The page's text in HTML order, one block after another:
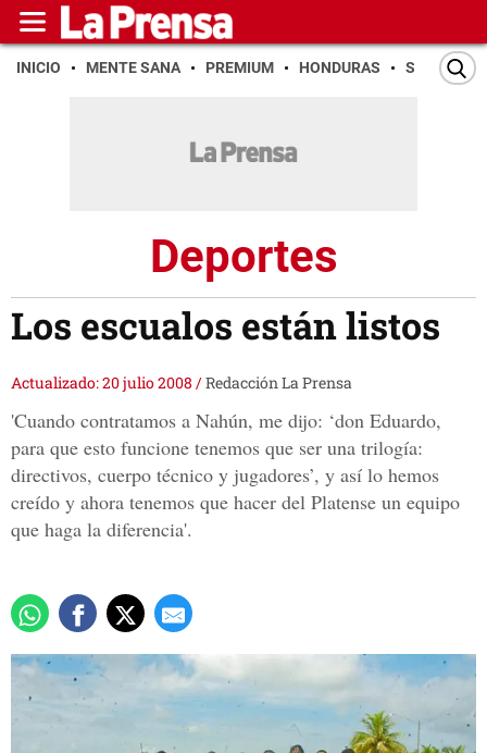
INICIO MENTE SANA PREMIUM HONDURAS SAN PEDRO
Deportes
Los escualos están listos
Actualizado: 20 julio 2008 /Redacción La Prensa
'Cuando contratamos a Nahún, me dijo: ‘don Eduardo,
para que esto funcione tenemos que ser una trilogía:
directivos, cuerpo técnico y jugadores’, y así lo hemos
creído y ahora tenemos que hacer del Platense un equipo
que haga la diferencia'.